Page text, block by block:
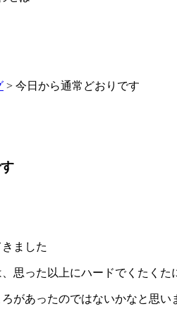
> 今日から通常どおりです
ました
思った以上にハードでくたくた
があったのではないかなと思い